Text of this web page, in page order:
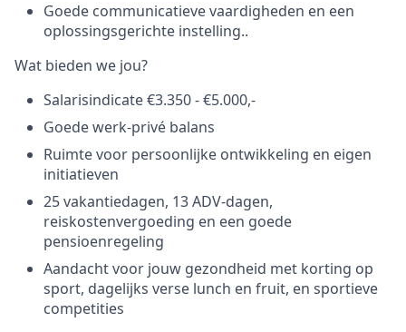
Goede communicatieve vaardigheden en een
oplossingsgerichte instelling..
Wat bieden we jou?
Salarisindicate €3.350 - €5.000,-
Goede werk-privé balans
Ruimte voor persoonlijke ontwikkeling en eigen
initiatieven
25 vakantiedagen, 13 ADV-dagen,
reiskostenvergoeding en een goede
pensioenregeling
Aandacht voor jouw gezondheid met korting op
sport, dagelijks verse lunch en fruit, en sportieve
competities